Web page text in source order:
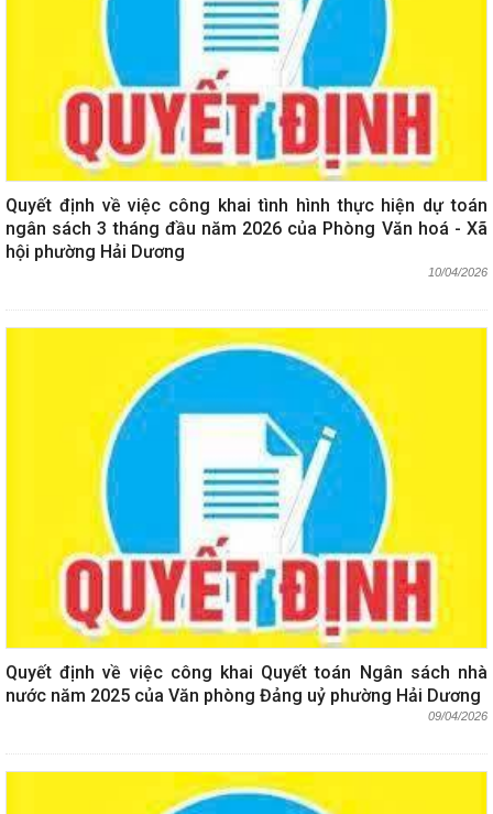
Quyết định về việc công khai tình hình thực hiện dự toán
ngân sách 3 tháng đầu năm 2026 của Phòng Văn hoá - Xã
hội phường Hải Dương
10/04/2026
Quyết định về việc công khai Quyết toán Ngân sách nhà
nước năm 2025 của Văn phòng Đảng uỷ phường Hải Dương
09/04/2026